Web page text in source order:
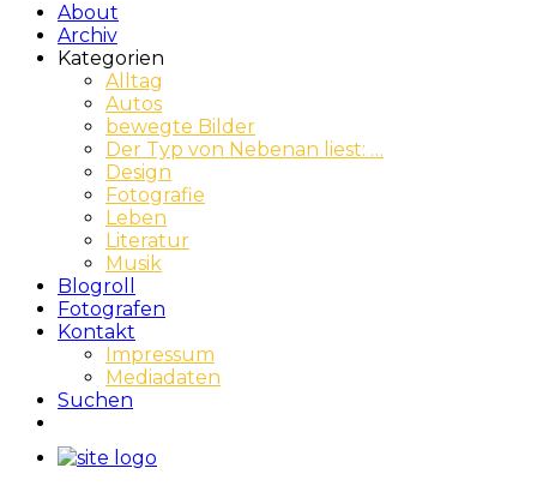
About
Archiv
Kategorien
Alltag
Autos
bewegte Bilder
Der Typ von Nebenan liest: …
Design
Fotografie
Leben
Literatur
Musik
Blogroll
Fotografen
Kontakt
Impressum
Mediadaten
Suchen